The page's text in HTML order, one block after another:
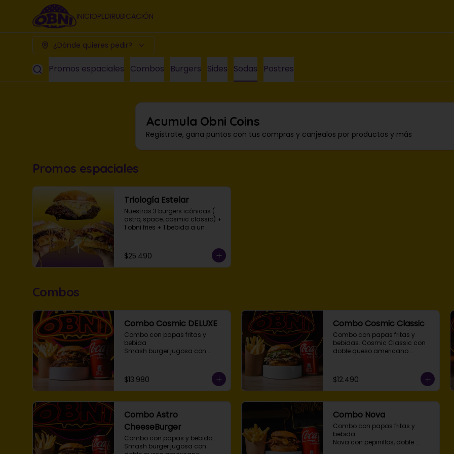
INICIOPEDIRUBICACIÓN
¿Dónde quieres pedir?
Promos espaciales Combos Burgers Sides Sodas Postres
Acumula Obni Coins
Regístrate, gana puntos con tus compras y canjealos por productos y más
Promos espaciales
Triología Estelar
Nuestras 3 burgers icónicas (
astro, space, cosmic classic) +
1 obni fries + 1 bebida a un
$25.490
Combos
Combo Cosmic DELUXE
Combo con papas fritas y
bebida.
Smash burger jugosa con
tocino asado y salsa Obni en
pan de papa tostado.
Disponible simple, doble o triple
smash.
$13.980
Combo Cosmic Classic
Combo con papas fritas y
bebidas. Cosmic Classic con
doble queso americano
pan de papa tostado. Elige
simple, doble o triple smash.
$12.490
Combo Astro
CheeseBurger
Combo con papas y bebida.
Smash burger jugosa con
Combo Nova
Combo con papas fritas y
bebida.
Nova con pepinillos, doble